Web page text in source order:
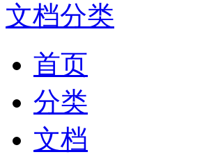
文档分类
首页
分类
文档